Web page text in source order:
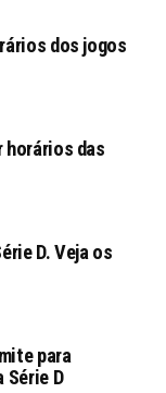
dos jogos
horários das
D. Veja os
para
Série D